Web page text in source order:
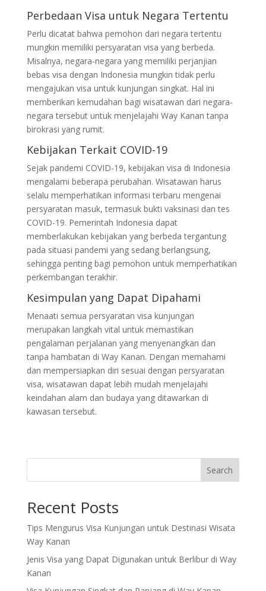
Perbedaan Visa untuk Negara Tertentu
Perlu dicatat bahwa pemohon dari negara tertentu
mungkin memiliki persyaratan visa yang berbeda.
Misalnya, negara-negara yang memiliki perjanjian
bebas visa dengan Indonesia mungkin tidak perlu
mengajukan visa untuk kunjungan singkat. Hal ini
memberikan kemudahan bagi wisatawan dari negara-
negara tersebut untuk menjelajahi Way Kanan tanpa
birokrasi yang rumit.
Kebijakan Terkait COVID-19
Sejak pandemi COVID-19, kebijakan visa di Indonesia
mengalami beberapa perubahan. Wisatawan harus
selalu memperhatikan informasi terbaru mengenai
persyaratan masuk, termasuk bukti vaksinasi dan tes
COVID-19. Pemerintah Indonesia dapat
memberlakukan kebijakan yang berbeda tergantung
pada situasi pandemi yang sedang berlangsung,
sehingga penting bagi pemohon untuk memperhatikan
perkembangan terakhir.
Kesimpulan yang Dapat Dipahami
Menaati semua persyaratan visa kunjungan
merupakan langkah vital untuk memastikan
pengalaman perjalanan yang menyenangkan dan
tanpa hambatan di Way Kanan. Dengan memahami
dan mempersiapkan diri sesuai dengan persyaratan
visa, wisatawan dapat lebih mudah menjelajahi
keindahan alam dan budaya yang ditawarkan di
kawasan tersebut.
Search
Recent Posts
Tips Mengurus Visa Kunjungan untuk Destinasi Wisata
Way Kanan
Jenis Visa yang Dapat Digunakan untuk Berlibur di Way
Kanan